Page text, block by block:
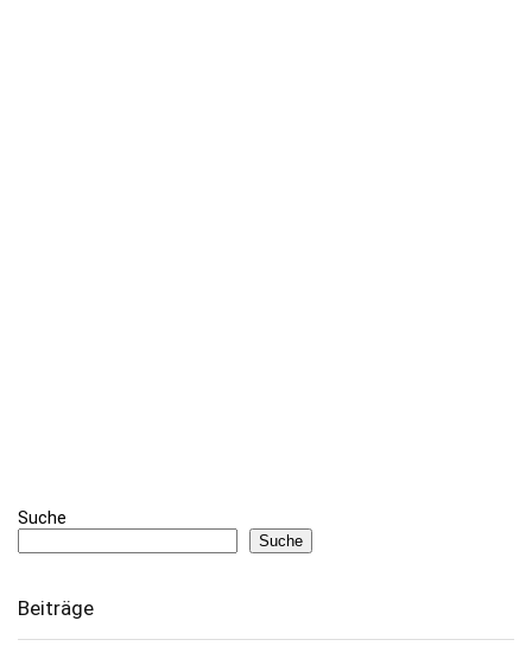
Suche
Suche
Beiträge